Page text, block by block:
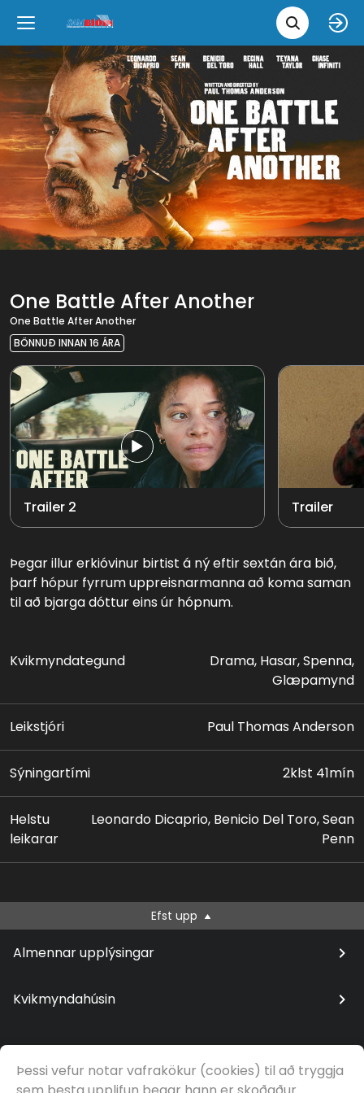
Leita
Back
Væntanlegt
Close
Nýjar myndir
Klassískar myndir
Skvísubíó
Ópera
Back
Tungumál
Close
íslenska
English
One Battle After Another
One Battle After Another
BÖNNUÐ INNAN 16 ÁRA
Trailer 2 Trailer
Þegar illur erkióvinur birtist á ný eftir sextán ára bið,
þarf hópur fyrrum uppreisnarmanna að koma saman
til að bjarga dóttur eins úr hópnum.
Kvikmyndategund
Drama, Hasar, Spenna,
Glæpamynd
Leikstjóri Paul Thomas Anderson
Sýningartími 2klst 41mín
Helstu
leikarar
Leonardo Dicaprio, Benicio Del Toro, Sean
Penn
Efst upp
Almennar upplýsingar
Kvikmyndahúsin
© Samfilm
Þessi vefur notar vafrakökur (cookies) til að tryggja